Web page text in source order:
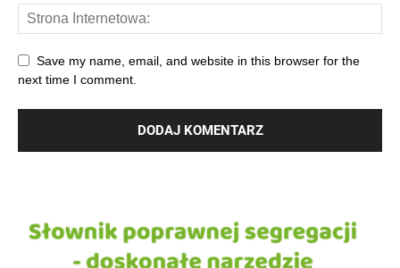
Save my name, email, and website in this browser for the
next time I comment.